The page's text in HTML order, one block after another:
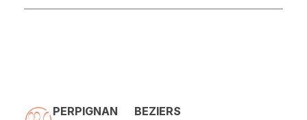
PERPIGNAN
BEZIERS